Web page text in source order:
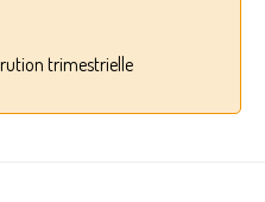
trimestrielle